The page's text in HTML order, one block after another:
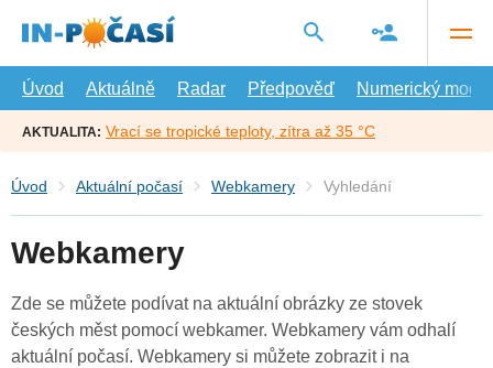
hlavní
Úvod
Aktuálně Radar Předpověď Numerický model
AKTUALITA: Vrací se tropické teploty, zítra až 35 °C
Úvod Aktuální počasí Webkamery Vyhledání
Webkamery
Zde se můžete podívat na aktuální obrázky ze stovek
českých měst pomocí webkamer. Webkamery vám odhalí
aktuální počasí. Webkamery si můžete zobrazit i na